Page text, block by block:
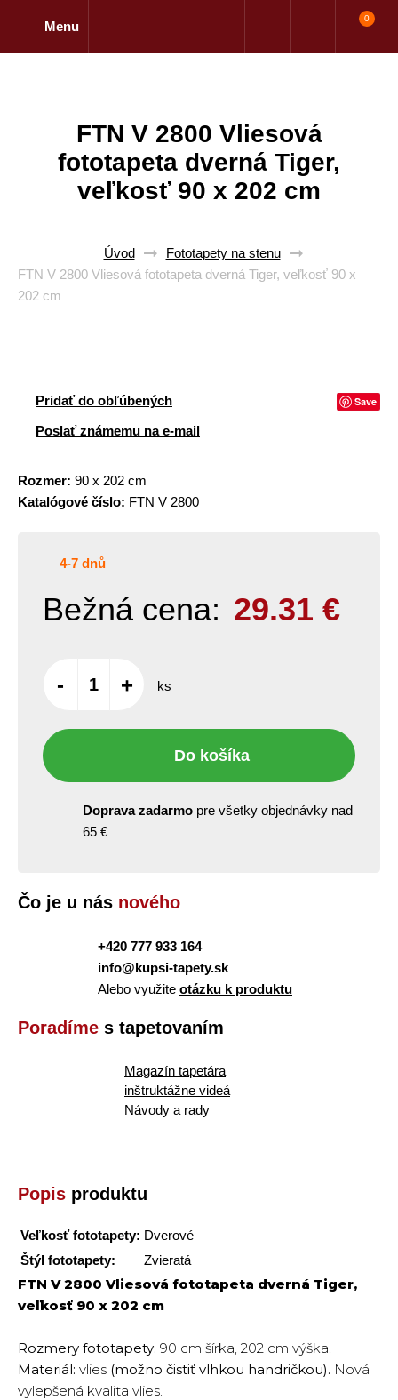
Menu
0
FTN V 2800 Vliesová
fototapeta dverná Tiger,
veľkosť 90 x 202 cm
Úvod
Fototapety na stenu
FTN V 2800 Vliesová fototapeta dverná Tiger, veľkosť 90 x
202 cm
Pridať do obľúbených Save
Poslať známemu na e-mail
Rozmer: 90 x 202 cm
Katalógové číslo: FTN V 2800
4-7 dnů
Bežná cena: 29.31 €
- + ks
Do košíka
Doprava zadarmo pre všetky objednávky nad
65 €
Čo je u nás nového
+420 777 933 164
info@kupsi-tapety.sk
Alebo využite otázku k produktu
Poradíme s tapetovaním
Magazín tapetára
inštruktážne videá
Návody a rady
Popis produktu
Veľkosť fototapety: Dverové
Štýl fototapety:
Zvieratá
FTN V 2800 Vliesová fototapeta dverná Tiger,
veľkosť 90 x 202 cm
Rozmery fototapety: 90 cm šírka, 202 cm výška.
Materiál: vlies (možno čistiť vlhkou handričkou). Nová
vylepšená kvalita vlies.